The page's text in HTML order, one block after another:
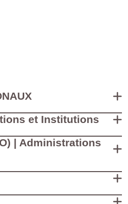
et Institutions
| Administrations